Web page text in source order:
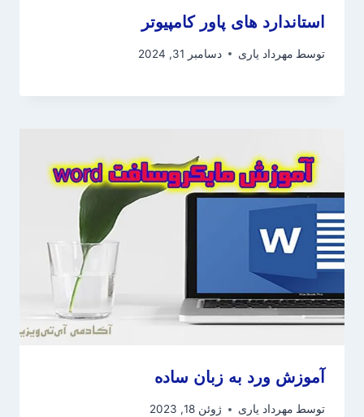
استاندارد های پاور کامپیوتر
توسط مهرداد یاری دسامبر 31, 2024
آموزش ورد به زبان ساده
توسط مهرداد یاری ژوئن 18, 2023